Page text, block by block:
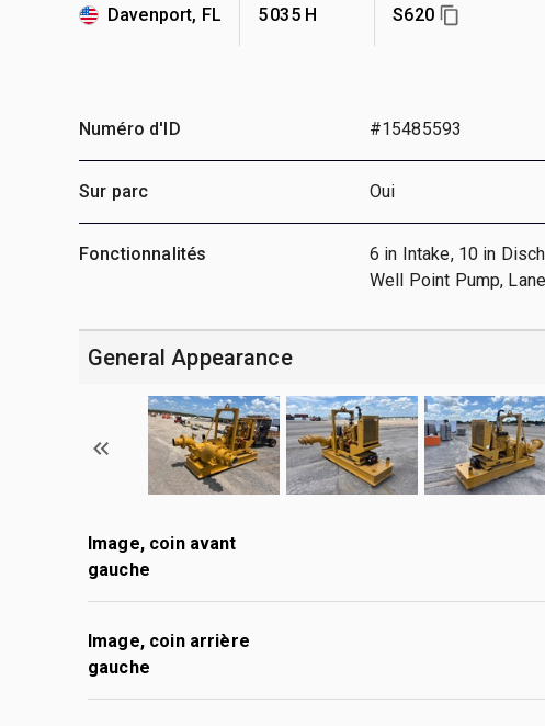
Davenport, FL 5 035 H S620
Numéro d'ID #15485593
Sur parc Oui
Fonctionnalités
6 in Intake, 10 in
Well Point Pump,
General Appearance
Image, coin avant
gauche
Image, coin arrière
gauche